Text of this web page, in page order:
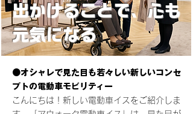
出かけることで、心も
元気になる
●オシャレで見た目も若々しい新しいコンセ
プトの電動車モビリティー
こんにちは！新しい電動車イスをご紹介しま